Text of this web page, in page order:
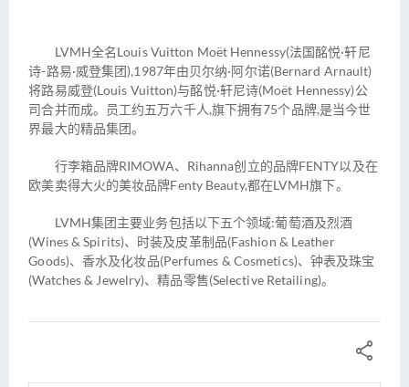
LVMH全名Louis Vuitton Moët Hennessy(法国酩悦·轩尼
诗-路易·威登集团),1987年由贝尔纳·阿尔诺(Bernard Arnault)
将路易威登(Louis Vuitton)与酩悦·轩尼诗(Moët Hennessy)公
司合并而成。员工约五万六千人,旗下拥有75个品牌,是当今世
界最大的精品集团。
行李箱品牌RIMOWA、Rihanna创立的品牌FENTY以及在
欧美卖得大火的美妆品牌Fenty Beauty,都在LVMH旗下。
LVMH集团主要业务包括以下五个领域:葡萄酒及烈酒
(Wines & Spirits)、时装及皮革制品(Fashion & Leather
Goods)、香水及化妆品(Perfumes & Cosmetics)、钟表及珠宝
(Watches & Jewelry)、精品零售(Selective Retailing)。
